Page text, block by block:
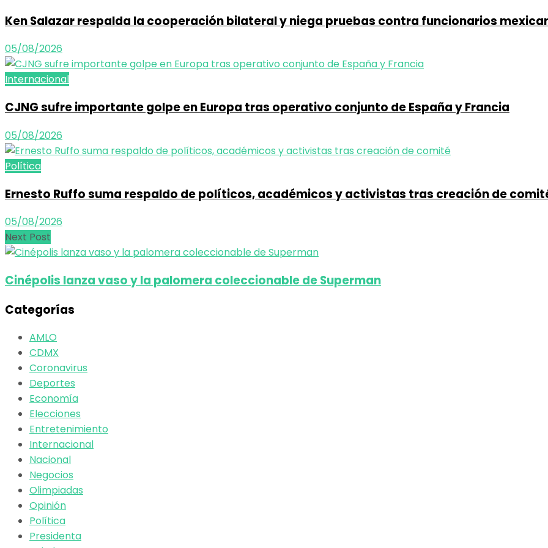
Ken Salazar respalda la cooperación bilateral y niega pruebas contra funcionarios
05/08/2026
Internacional
CJNG sufre importante golpe en Europa tras operativo conjunto de España y Francia
05/08/2026
Política
Ernesto Ruffo suma respaldo de políticos, académicos y activistas tras creación de
05/08/2026
Next Post
Cinépolis lanza vaso y la palomera coleccionable de Superman
Categorías
AMLO
CDMX
Coronavirus
Deportes
Economía
Elecciones
Entretenimiento
Internacional
Nacional
Negocios
Olimpiadas
Opinión
Política
Presidenta